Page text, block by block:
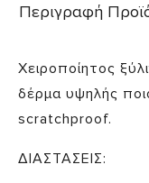
Περιγραφή
Χειροποίητος
δέρμα υψηλής
scratchproof.
ΔΙΑΣΤΑΣΕΙΣ: